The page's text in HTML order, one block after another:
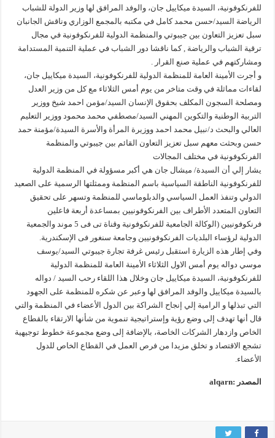
للفرنكوفونية، السيدة ميكاييل جان، والوفد المرافق لها وزير الدولة للشباب
الرياضة السيد/حسن محمد كامل في مكتبه بالمجمع الوزاري وناقش الجانبان
سبل تعزيز التعاون بين جيبوتي والمنظمة الدولية للفرنكوفونية في مجال
ترقية الشباب والرياضة , كما ناقشا دور الشباب في عملية التنمية المستدامة
ومشاركتهم في عملية صنع القرار .
و أجرت الأمينة العامة للمنظمة الدولية للفرنكوفونية، السيدة ميكاييل جان،
لقاءات مماثلة في وقت متاخر من يوم أمس الثلاثاء مع كل من وزير العدل
ومصلحة السجون المكلف بحقوق الإنسان السيد/مؤمن احمد شيخ ووزير
التربية الوطنية والتكوين المهني السيد/مصطفي محمد محمود ووزير التعليم
العالي والبحث د/نبيل محمد احمد ووزيرة المرأة والأسرة السيدة/مؤمنة حمد
حسن وبحثت معهم سبل تعزيز التعاون القائم بين جيبوتي والمنظمة
الفرنكوفونية في مختلف المجالات
يشار إلي أن السيدة/ ميشال جان هي أكبر مسؤولة في المنظمة الدولية
للفرنكوفونية الناطقة السياسية باسم المنظمة وممثلتها الرسمية على الصعيد
الدولي وتنفذ العمل السياسي والدبلوماسي للمنظمة وتسهر على تحقيق
التعاون المتعدد الأطراف بين الفرنكوفونيين بمساعدة أربعة فاعلين
فرنكوفونيين (الوكالة الجامعية للفرنكوفونية وقناة تى فى 5 موند والجمعية
الدولية لرؤساء البلديات الفرنكوفونيين وجامعة سنغور فى الإسكندرية.
وفي إطار هذه الزيارة استقبل رئيس غرفة تجارة جيبوتي السيد/يوسف
موسي دواله يوم أمس الاول الثلاثاء الأمينة العامة للمنظمة الدولية
للفرنكوفونية، السيدة ميكاييل جان وخلال هذا اللقاء رحب السيد / دواله
بالسيدة ميكاييل والوفد المرافق لها وعبر عن شكره للمنظمة على الجهود
التي تبذلها و الرامية إلي إنجاح الشراكة بين الدول الأعضاء في المنظمة والتي
قال أنها تهدف إلى وضع رؤية وإستراتيجية تنموية من شأنها الارتقاء بالقطاع
الخاص وازدهار الشركات الخاصة، بالإضافة إلى وضع مجموعة خطوط توجيهية
تشجع الاقتصاد و تخلق مزيدا من فرص العمل في القطاع الخاص للدول
الأعضاء.
المصدر :alqarn